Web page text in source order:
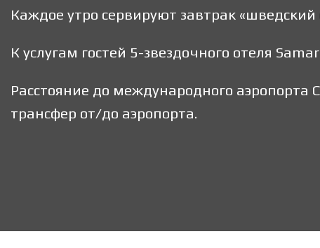
Каждое утро сервируют завтрак «шведский
К услугам гостей 5-звездочного отеля
Расстояние до международного аэропорта
трансфер от/до аэропорта.